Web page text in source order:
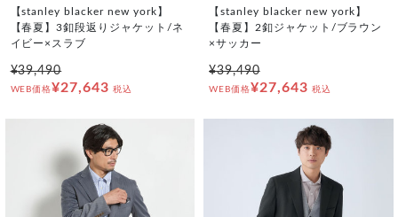
【stanley blacker new york】
【春夏】3釦段返りジャケット/ネ
イビー×スラブ
¥39,490
WEB価格¥27,643 税込
【stanley blacker new york】
【春夏】2釦ジャケット/ブラウン
×サッカー
¥39,490
WEB価格¥27,643 税込